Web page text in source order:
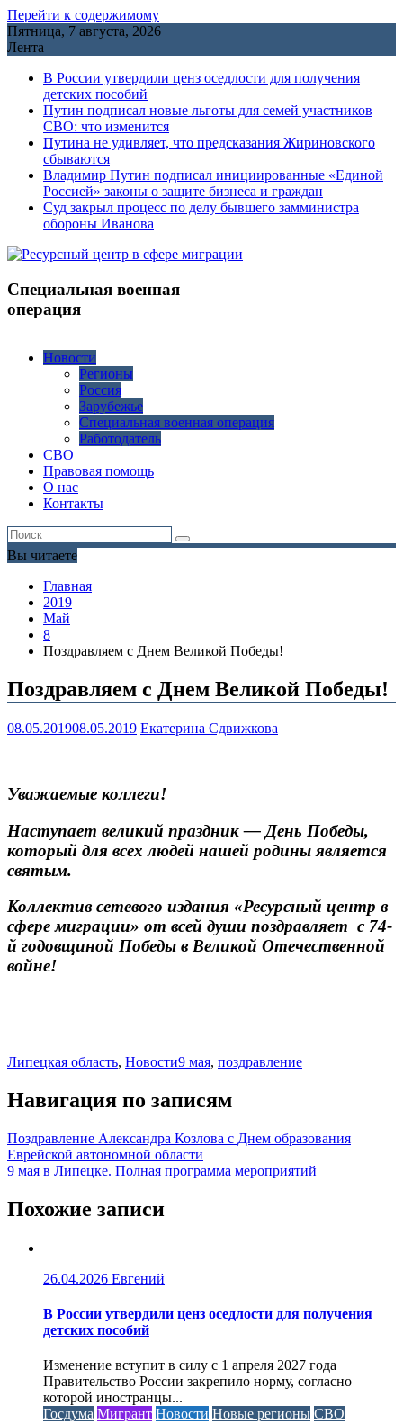
Перейти к содержимому
Пятница, 7 августа, 2026
Лента
В России утвердили ценз оседлости для получения
детских пособий
Путин подписал новые льготы для семей участников
СВО: что изменится
Путина не удивляет, что предсказания Жириновского
сбываются
Владимир Путин подписал инициированные «Единой
Россией» законы о защите бизнеса и граждан
Cуд закрыл процесс по делу бывшего замминистра
обороны Иванова
Специальная военная
операция
Новости
Регионы
Россия
Зарубежье
Специальная военная операция
Работодатель
СВО
Правовая помощь
О нас
Контакты
Вы читаете
Главная
2019
Май
8
Поздравляем с Днем Великой Победы!
Поздравляем с Днем Великой Победы!
08.05.201908.05.2019 Екатерина Сдвижкова
Уважаемые коллеги!
Наступает великий праздник — День Победы,
который для всех людей нашей родины является
святым.
Коллектив сетевого издания «Ресурсный центр в
сфере миграции» от всей души поздравляет с 74-
й годовщиной Победы в Великой Отечественной
войне!
Липецкая область, Новости9 мая, поздравление
Навигация по записям
Поздравление Александра Козлова с Днем образования
Еврейской автономной области
9 мая в Липецке. Полная программа мероприятий
Похожие записи
26.04.2026 Евгений
В России утвердили ценз оседлости для получения
детских пособий
Изменение вступит в силу с 1 апреля 2027 года
Правительство России закрепило норму, согласно
которой иностранцы...
Госдума Мигрант Новости Новые регионы СВО